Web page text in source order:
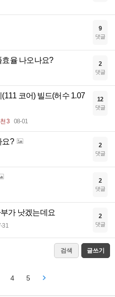
9
댓글
효율 나오나요? 2
댓글
코어) 빌드(허수 1.07
3 08-01
12
댓글
요? 2
댓글
2
댓글
가 낫겠는데요
31
2
댓글
검색 글쓰기
4 5